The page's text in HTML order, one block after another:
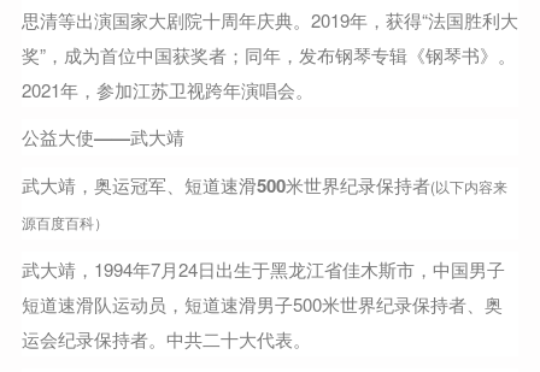
思清等出演国家大剧院十周年庆典。2019年，获得“法国胜利大
奖”，成为首位中国获奖者；同年，发布钢琴专辑《钢琴书》。
2021年，参加江苏卫视跨年演唱会。
公益大使——武大靖
武大靖，奥运冠军、短道速滑500米世界纪录保持者(以下内容来
源百度百科）
武大靖，1994年7月24日出生于黑龙江省佳木斯市，中国男子
短道速滑队运动员，短道速滑男子500米世界纪录保持者、奥
运会纪录保持者。中共二十大代表。